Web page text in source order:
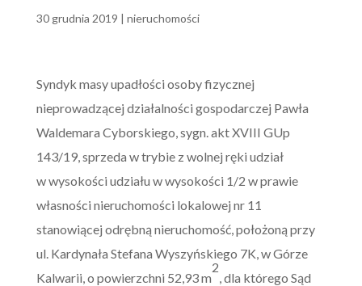
30 grudnia 2019 | nieruchomości
Syndyk masy upadłości osoby fizycznej
nieprowadzącej działalności gospodarczej Pawła
Waldemara Cyborskiego, sygn. akt XVIII GUp
143/19, sprzeda w trybie z wolnej ręki udział
w wysokości udziału w wysokości 1/2 w prawie
własności nieruchomości lokalowej nr 11
stanowiącej odrębną nieruchomość, położoną przy
ul. Kardynała Stefana Wyszyńskiego 7K, w Górze
Kalwarii, o powierzchni 52,93 m
2
, dla którego Sąd